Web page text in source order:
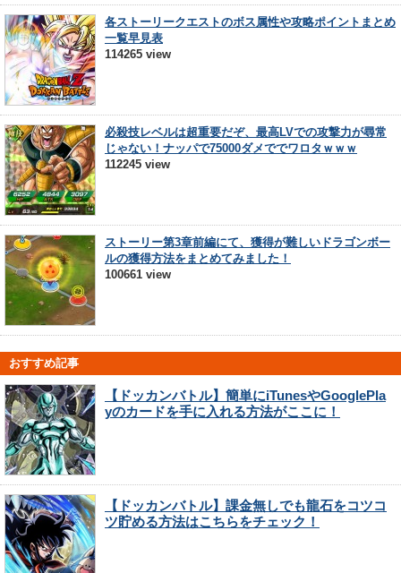
各ストーリークエストのボス属性や攻略ポイントまとめ
一覧早見表
114265 view
必殺技レベルは超重要だぞ、最高LVでの攻撃力が尋常
じゃない！ナッパで75000ダメででワロタｗｗｗ
112245 view
ストーリー第3章前編にて、獲得が難しいドラゴンボー
ルの獲得方法をまとめてみました！
100661 view
おすすめ記事
【ドッカンバトル】簡単にiTunesやGooglePla
yのカードを手に入れる方法がここに！
【ドッカンバトル】課金無しでも龍石をコツコ
ツ貯める方法はこちらをチェック！